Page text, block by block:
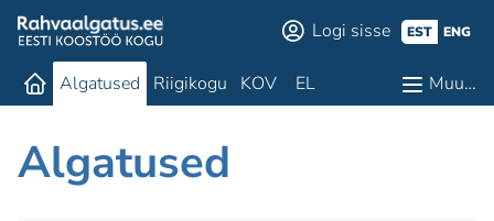
Logi sisse EST ENG
Algatused Riigikogu KOV EL Muu…
Algatused